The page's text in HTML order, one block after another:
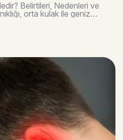
Belirtileri, Nedenleri ve
orta kulak ile geniz